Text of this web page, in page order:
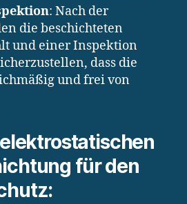
: Nach der
die beschichteten
und einer Inspektion
dass die
und frei von
für den